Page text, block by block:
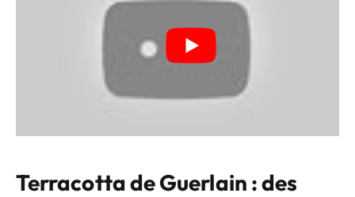
Terracotta de Guerlain : des